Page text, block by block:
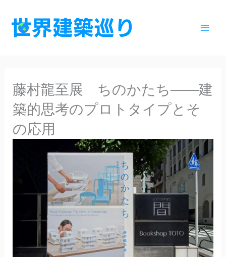
藤村龍至展 ちのかたち――建
築的思考のプロトタイプとそ
の応用